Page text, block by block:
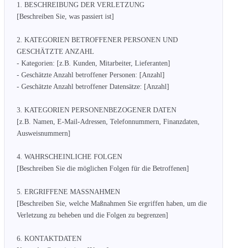
1. BESCHREIBUNG DER VERLETZUNG
[Beschreiben Sie, was passiert ist]
2. KATEGORIEN BETROFFENER PERSONEN UND
GESCHÄTZTE ANZAHL
- Kategorien: [z.B. Kunden, Mitarbeiter, Lieferanten]
- Geschätzte Anzahl betroffener Personen: [Anzahl]
- Geschätzte Anzahl betroffener Datensätze: [Anzahl]
3. KATEGORIEN PERSONENBEZOGENER DATEN
[z.B. Namen, E-Mail-Adressen, Telefonnummern, Finanzdaten,
Ausweisnummern]
4. WAHRSCHEINLICHE FOLGEN
[Beschreiben Sie die möglichen Folgen für die Betroffenen]
5. ERGRIFFENE MASSNAHMEN
[Beschreiben Sie, welche Maßnahmen Sie ergriffen haben, um die
Verletzung zu beheben und die Folgen zu begrenzen]
6. KONTAKTDATEN